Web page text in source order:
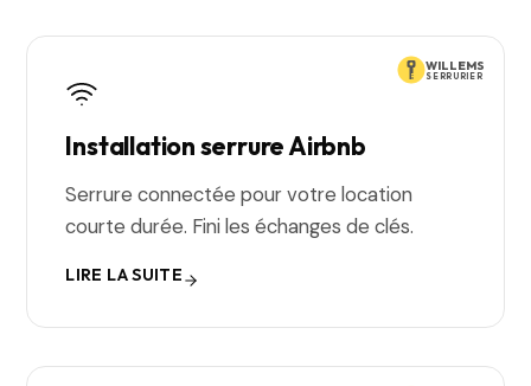
WILLEMS
SERRURIER
Installation serrure Airbnb
Serrure connectée pour votre location
courte durée. Fini les échanges de clés.
LIRE LA SUITE